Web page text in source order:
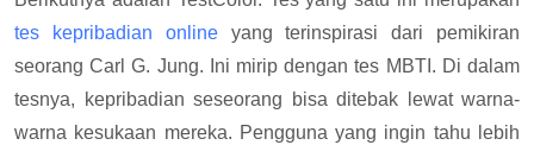
tes kepribadian onlineyang terinspirasi dari pemikiran
seorang Carl G. Jung. Ini mirip dengan tes MBTI. Di dalam
tesnya, kepribadian seseorang bisa ditebak lewat warna-
warna kesukaan mereka. Pengguna yang ingin tahu lebih